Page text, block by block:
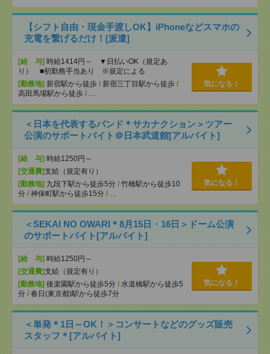
【シフト自由・現金手渡しOK】iPhoneなどスマホの
充電を繋げるだけ！[派遣]
[給 与] 時給1414円～ ▼日払いOK（規定あ
り） ■初勤務手当あり ※規定による
[勤務地] 新宿駅から徒歩 / 新宿三丁目駅から徒歩 /
高田馬場駅から徒歩 / …
気になる！
＜日本を代表するバンド＊サカナクション＞ツアー
公演のサポートバイト＠日本武道館[アルバイト]
[給 与] 時給1250円～
[交通費]支給（規定有り）
[勤務地] 九段下駅から徒歩5分 / 竹橋駅から徒歩10
分 / 神保町駅から徒歩15分 / …
気になる！
＜SEKAI NO OWARI＊8月15日・16日＞ドーム公演
のサポートバイト[アルバイト]
[給 与] 時給1250円～
[交通費]支給（規定有り）
[勤務地] 後楽園駅から徒歩5分 / 水道橋駅から徒歩5
分 / 春日(東京都)駅から徒歩7分
気になる！
＜単発＊1日～OK！＞コンサートなどのグッズ販売
スタッフ＊[アルバイト]